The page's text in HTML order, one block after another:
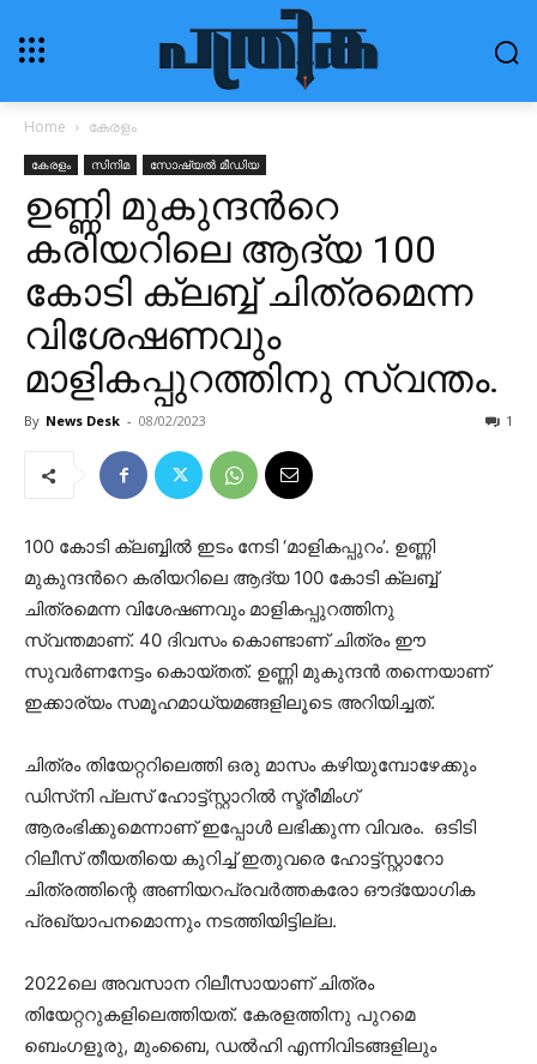
Home കേരളം
കേരളം സിനിമ സോഷ്യൽ മീഡിയ
ഉണ്ണി മുകുന്ദന്‍റെ
കരിയറിലെ ആദ്യ 100
കോടി ക്ലബ്ബ് ചിത്രമെന്ന
വിശേഷണവും
മാളികപ്പുറത്തിനു സ്വന്തം.
By News Desk - 08/02/2023 1
100 കോടി ക്ലബ്ബിൽ ഇടം നേടി ‘മാളികപ്പുറം’. ഉണ്ണി
മുകുന്ദന്‍റെ കരിയറിലെ ആദ്യ 100 കോടി ക്ലബ്ബ്
ചിത്രമെന്ന വിശേഷണവും മാളികപ്പുറത്തിനു
സ്വന്തമാണ്. 40 ദിവസം കൊണ്ടാണ് ചിത്രം ഈ
സുവർണനേട്ടം കൊയ്തത്. ഉണ്ണി മുകുന്ദൻ തന്നെയാണ്
ഇക്കാര്യം സമൂഹമാധ്യമങ്ങളിലൂടെ അറിയിച്ചത്.
ചിത്രം തിയേറ്ററിലെത്തി ഒരു മാസം കഴിയുമ്പോഴേക്കും
ഡിസ്‌നി പ്ലസ് ഹോട്ട്സ്റ്റാറിൽ സ്ട്രീമിംഗ്
ആരംഭിക്കുമെന്നാണ് ഇപ്പോൾ ലഭിക്കുന്ന വിവരം. ഒടിടി
റിലീസ് തീയതിയെ കുറിച്ച് ഇതുവരെ ഹോട്ട്സ്റ്റാറോ
ചിത്രത്തിന്റെ അണിയറപ്രവർത്തകരോ ഔദ്യോഗിക
പ്രഖ്യാപനമൊന്നും നടത്തിയിട്ടില്ല.
2022ലെ അവസാന റിലീസായാണ് ചിത്രം
തിയേറ്ററുകളിലെത്തിയത്. കേരളത്തിനു പുറമെ
ബെംഗളൂരു, മുംബൈ, ഡൽഹി എന്നിവിടങ്ങളിലും